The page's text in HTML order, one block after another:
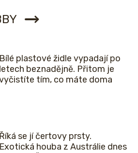
Bílé plastové židle vypadají po
letech beznadějně. Přitom je
tím, co máte doma
Říká se jí čertovy prsty.
Exotická houba z Austrálie dnes